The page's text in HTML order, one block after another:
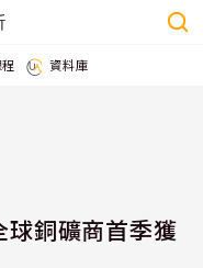
資料庫
銅礦商首季獲